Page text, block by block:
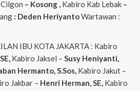
– Kosong , Kabiro Kab Lebak–
: Deden HeriyantoWartawan :
IBU KOTA JAKARTA : Kabiro
Kabiro Jaksel – Susy Heniyanti,
Hermanto, S.Sos, Kabiro Jakut –
Jakbar – Henri Herman, SE, Kabiro